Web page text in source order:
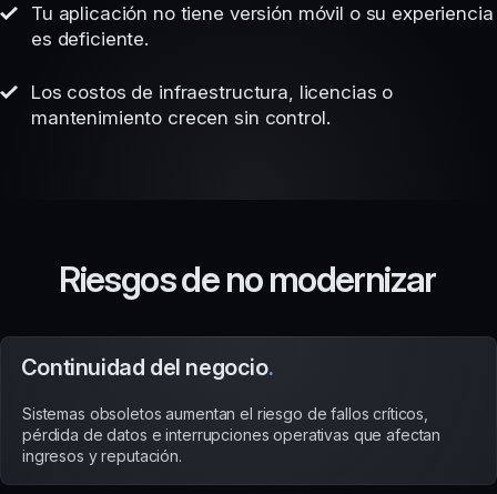
Tu aplicación no tiene versión móvil o su experiencia
es deficiente.
Los costos de infraestructura, licencias o
mantenimiento crecen sin control.
Riesgos de no modernizar
Continuidad del negocio.
Sistemas obsoletos aumentan el riesgo de fallos críticos,
pérdida de datos e interrupciones operativas que afectan
ingresos y reputación.